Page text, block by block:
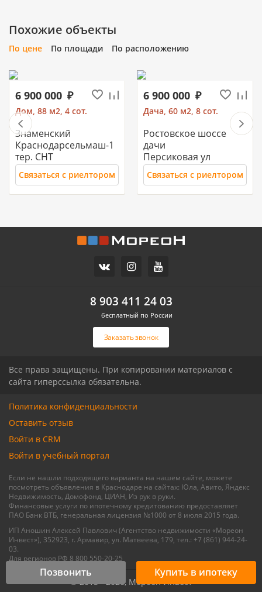
Позвонить Купить в ипотеку
Похожие объекты
По цене По площади По расположению
6 900 000
Дом, 88 м2, 4 сот.
Знаменский
Краснодарсельмаш-1
тер. СНТ
Связаться с риелтором
6 900 000
Дача, 60 м2, 8 сот.
Ростовское шоссе
дачи
Персиковая ул
Связаться с риелтором
10 500 000
Дом, 71 м2, 3 сот.
Заказать звонок
8 903 411 24 03
бесплатный по России
Все права защищены. При копировании материалов с
сайта гиперссылка обязательна.
Если не нашли подходящего варианта на нашем сайте, можете
посмотреть объявления в Краснодаре на сайтах: Юла, Авито, Яндекс
Недвижимость, Домофонд, ЦИАН, Из рук в руки.
Финансовые услуги по ипотечному кредитованию предоставляет
ПАО Банк ВТБ, генеральная лицензия №1000 от 8 июля 2015 года.
ИП Аношин Алексей Павлович (Агентство недвижимости «Мореон
Инвест»), 352923, г. Армавир, ул. Матвеева, 179, тел.: +7 (861) 944-24-
03.
Для регионов РФ 8 800 550-20-25
© 2015 - 2026, Мореон Инвест
Политика конфиденциальности
Оставить отзыв
Войти в CRM
Войти в учебный портал